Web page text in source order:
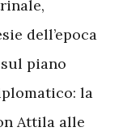
dell’epoca
piano
la
Attila alle